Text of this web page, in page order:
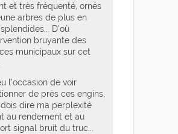
et très fréquenté, ornés
arbres de plus en
D'où
bruyante des
municipaux sur cet
l'occasion de voir
de près ces engins,
dire ma perplexité
au rendement et au
signal bruit du truc...